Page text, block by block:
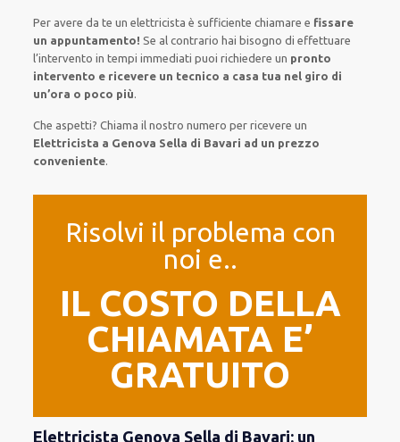
Per avereda te un elettricistaè sufficiente chiamare e fissare
un appuntamento! Se al contrario hai bisogno dieffettuare
l’intervento in tempiimmediati puoi richiedere un pronto
intervento e ricevere un tecnico a casa tua nel giro di
un’ora o poco più.
Che aspetti? Chiama il nostro numero per ricevere un
Elettricista a Genova Sella di Bavari ad un prezzo
conveniente.
Risolvi il problema con
noi e..
IL COSTO DELLA
CHIAMATA E’
GRATUITO
Elettricista Genova Sella di Bavari: un